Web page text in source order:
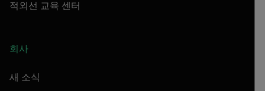
적외선 교육 센터
회사
새 소식